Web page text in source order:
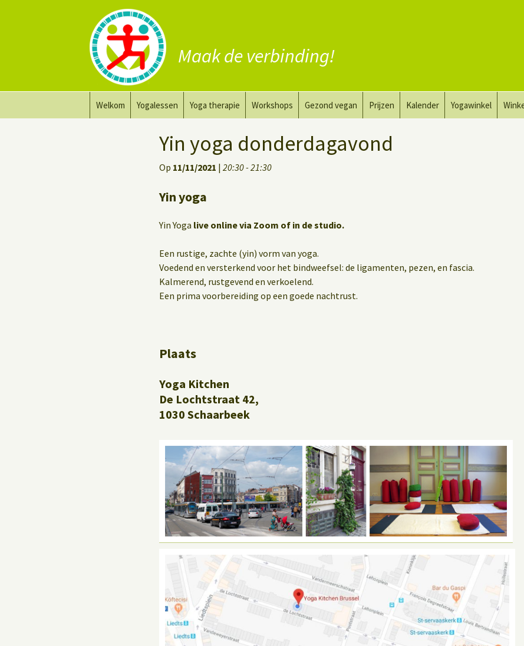
Maak de verbinding!
Welkom Yogalessen
Prana Yoga Flow Basic
Yoga op het werk
Yoga therapie
Yoga voor heling
Workshops
Naaktyoga voor mannen
Gezond vegan
Vervang zuivel
Prijzen Kalender Yogawinkel
Yin yoga donderdagavond
Op 11/11/2021 | 20:30 - 21:30
Yin yoga
Yin Yoga live online via Zoom of in de studio.
Een rustige, zachte (yin) vorm van yoga.
Voedend en versterkend voor het bindweefsel: de ligamenten, pezen, en fascia.
Kalmerend, rustgevend en verkoelend.
Een prima voorbereiding op een goede nachtrust.
Plaats
Yoga Kitchen
De Lochtstraat 42,
1030 Schaarbeek